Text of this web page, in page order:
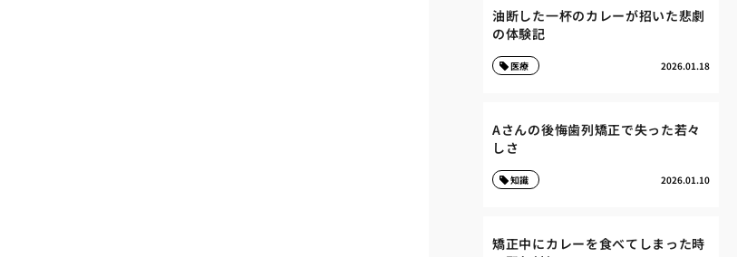
油断した一杯のカレーが招いた悲劇
の体験記
2026.01.18
医療
Aさんの後悔歯列矯正で失った若々
しさ
2026.01.10
知識
矯正中にカレーを食べてしまった時